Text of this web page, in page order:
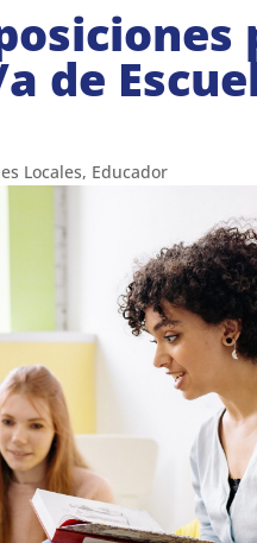
de
Locales, Educador